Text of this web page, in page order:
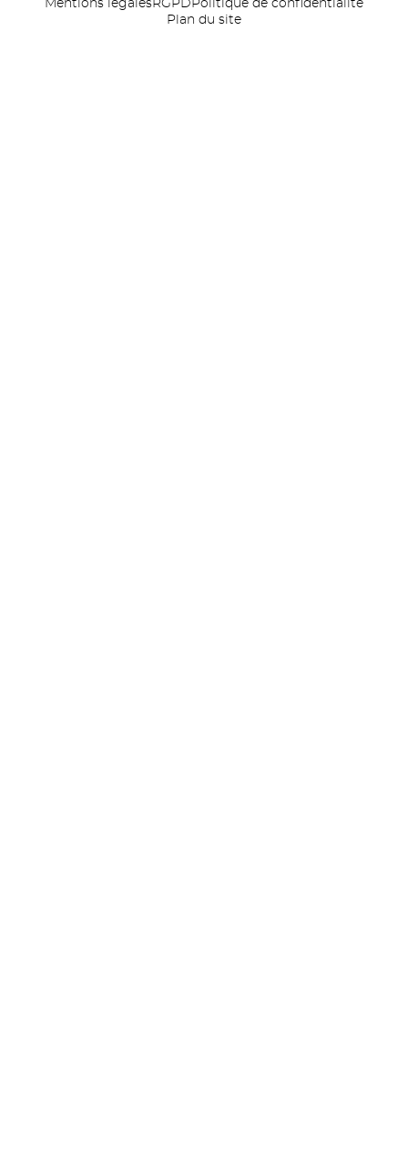
Mentions légalesRGPD Politique de confidentialité
Plan du site